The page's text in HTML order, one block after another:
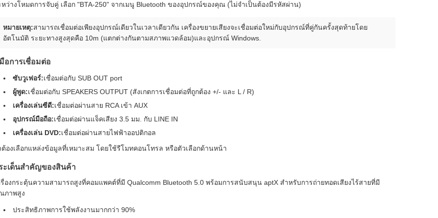
หว่างโหมดการจับคู่ เลือก "BTA-250" จากเมนู Bluetooth ของอุปกรณ์ของคุณ (ไม่จําเป็นต้องมีรหัสผ่าน)
หมายเหตุ:สามารถเชื่อมต่อเพียงอุปกรณ์เดียวในเวลาเดียวกัน เครื่องขยายเสียงจะเชื่อมต่อใหม่กับอุปกรณ์ที่คู่กันครั้งสุดท้ายโดย
อัตโนมัติ ระยะทางสูงสุดคือ 10m (แตกต่างกันตามสภาพแวดล้อม)และอุปกรณ์ Windows.
อการเชื่อมต่อ
ซับวูเฟอร์:เชื่อมต่อกับ SUB OUT port
ผู้พูด:เชื่อมต่อกับ SPEAKERS OUTPUT (สังเกตการเชื่อมต่อที่ถูกต้อง +/- และ L / R)
เครื่องเล่นซีดี:เชื่อมต่อผ่านสาย RCA เข้า AUX
อุปกรณ์มือถือ:เชื่อมต่อผ่านแจ็คเสียง 3.5 มม. กับ LINE IN
เครื่องเล่น DVD:เชื่อมต่อผ่านสายไฟฟ้าออปติกอล
ต้องเลือกแหล่งข้อมูลที่เหมาะสม โดยใช้รีโมทคอนโทรล หรือตัวเลือกด้านหน้า
ะเด็นสําคัญของสินค้า
รื่องกระตุ้นความสามารถสูงที่คอมแพคต์ที่มี Qualcomm Bluetooth 5.0 พร้อมการสนับสนุน aptX สําหรับการถ่ายทอดเสียงไร้สายที่มี
ภาพสูง
ประสิทธิภาพการใช้พลังงานมากกว่า 90%